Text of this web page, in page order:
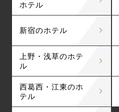
ホテル
新宿のホテル
上野・浅草のホテ
ル
西葛西・江東のホ
テル